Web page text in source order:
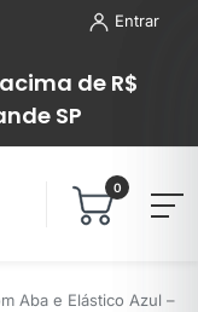
de R$
SP
Entrar
0
Aba e Elástico Azul –